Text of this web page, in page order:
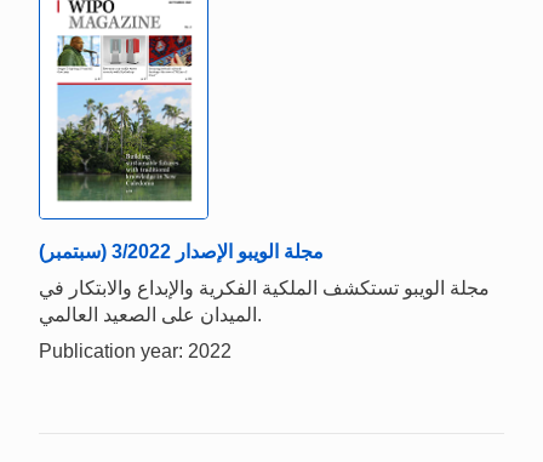
مجلة الويبو الإصدار 3/2022 (سبتمبر)
مجلة الويبو تستكشف الملكية الفكرية والإبداع والابتكار في
الميدان على الصعيد العالمي.
Publication year: 2022